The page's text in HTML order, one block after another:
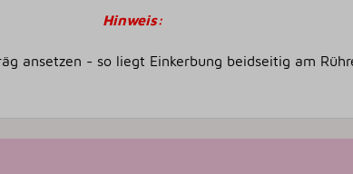
Hinweis:
ansetzen - so liegt Einkerbung beidseitig am